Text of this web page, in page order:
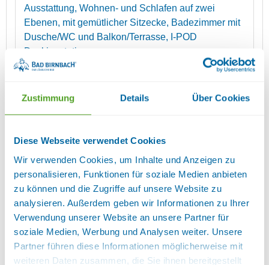
Zustimmung Details Über Cookies
Diese Webseite verwendet Cookies
Wir verwenden Cookies, um Inhalte und Anzeigen zu
personalisieren, Funktionen für soziale Medien anbieten
zu können und die Zugriffe auf unsere Website zu
analysieren. Außerdem geben wir Informationen zu Ihrer
Verwendung unserer Website an unsere Partner für
soziale Medien, Werbung und Analysen weiter. Unsere
Partner führen diese Informationen möglicherweise mit
weiteren Daten zusammen, die Sie ihnen bereitgestellt
Ausstattung, Wohnen- und Schlafen auf zwei
Ebenen, mit gemütlicher Sitzecke, Badezimmer mit
Dusche/WC und Balkon/Terrasse, I-POD
Dockingstation
Ausstattung:
1 Schlafraum, Bademantel, Balkon,
Doppelbett, Fenster können geöffnet werden,
vorhanden, Kosmetikspiegel, Minibar,
Schreibtisch, Sitzgelegenheit, Telefon im Zimmer,
Wireless Lan im Zimmer, ZimmersafeSanitär:
Dusche, Handtuchtrockner, Separates WC, WC,
WC und Dusche, WaschbeckenLage:Haupthaus,
Landseite
Verfügbarkeiten anzeigen